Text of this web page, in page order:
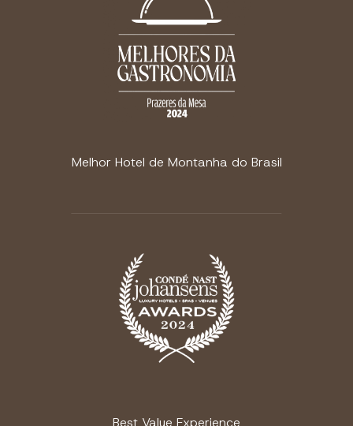
Melhor Hotel de Montanha do Brasil
Best Value Experience